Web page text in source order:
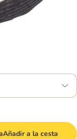
Añadir a la cesta